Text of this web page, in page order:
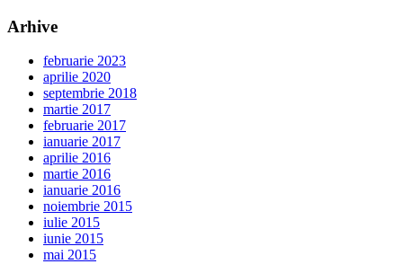
Arhive
februarie 2023
aprilie 2020
septembrie 2018
martie 2017
februarie 2017
ianuarie 2017
aprilie 2016
martie 2016
ianuarie 2016
noiembrie 2015
iulie 2015
iunie 2015
mai 2015